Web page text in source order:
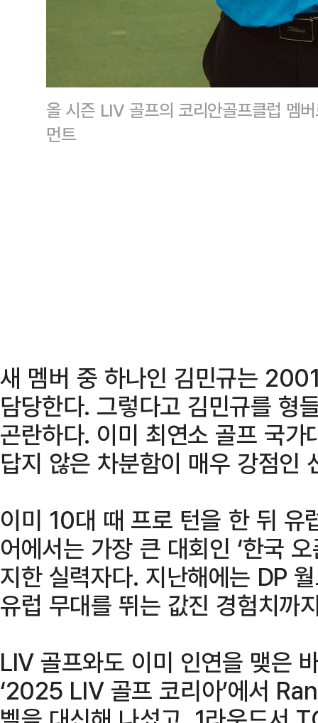
올 시즌 LIV 골프의 코리안골프클럽 멤
먼트
새 멤버 중 하나인 김민규는
담당한다. 그렇다고 김민규를 형
곤란하다. 이미 최연소 골프 국
답지 않은 차분함이 매우 강점인
이미 10대 때 프로 턴을 한 뒤 유
어에서는 가장 큰 대회인 ‘한국
지한 실력자다. 지난해에는 DP
유럽 무대를 뛰는 값진 경험치까
LIV 골프와도 이미 인연을 맺은
‘2025 LIV 골프 코리아’에서